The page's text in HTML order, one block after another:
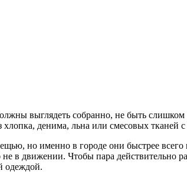
выглядеть собранно, не быть
денима, льна или смесовых тканей
но именно в городе они быстрее
не в движении. Чтобы пара
одеждой.